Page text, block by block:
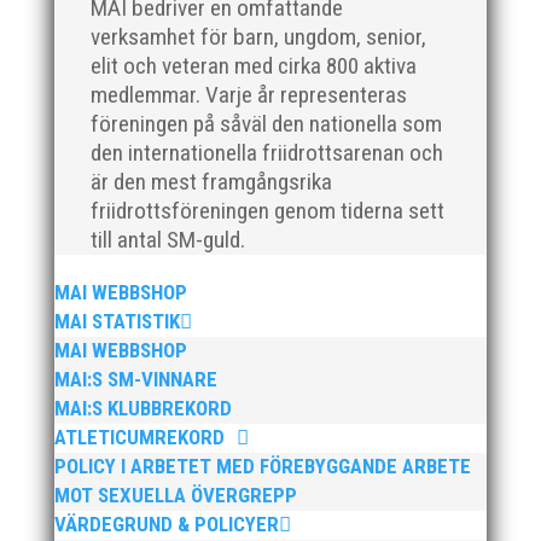
MAI bedriver en omfattande
verksamhet för barn, ungdom, senior,
elit och veteran med cirka 800 aktiva
medlemmar. Varje år representeras
föreningen på såväl den nationella som
den internationella friidrottsarenan och
är den mest framgångsrika
friidrottsföreningen genom tiderna sett
till antal SM-guld.
MAI WEBBSHOP
MAI STATISTIK
MAI WEBBSHOP
MAI:S SM-VINNARE
MAI:S KLUBBREKORD
ATLETICUMREKORD
POLICY I ARBETET MED FÖREBYGGANDE ARBETE
MOT SEXUELLA ÖVERGREPP
VÄRDEGRUND & POLICYER
buss...
Nu har Svensk Friidrotts nya resultat- och
statistikdatabas Friidrottsstatistik öppnat! På
friidrottsstatistik.se ges heltäckande och snabb
tillgång till friidrottens siffervärld. Här ryms, förutom
statistiken och de senaste resultaten, också
personbiografier på mer...